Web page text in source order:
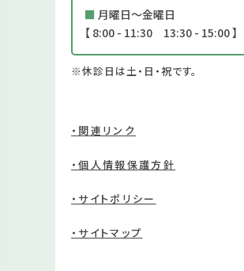
■ 月曜日～金曜日
【 8:00 - 11:30 13:30 - 15:00 】
※休診日は土・日・祝です。
・関連リンク
・個人情報保護方針
・サイトポリシー
・サイトマップ